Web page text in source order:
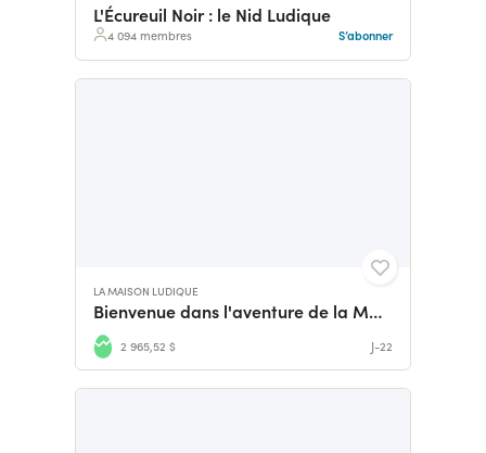
L'Écureuil Noir : le Nid Ludique
4 094 membres S’abonner
LA MAISON LUDIQUE
Bienvenue dans l'aventure de la Maison Ludique !
2 965,52 $ J-22